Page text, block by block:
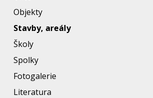
Objekty
Stavby, areály
Školy
Spolky
Fotogalerie
Literatura